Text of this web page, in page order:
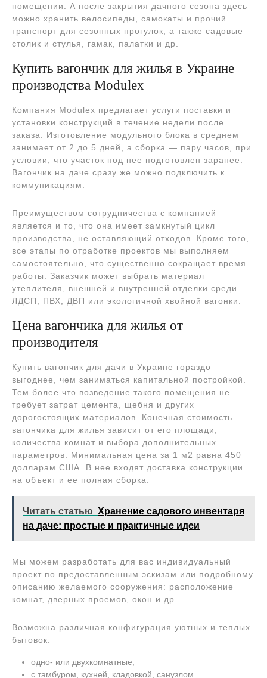
помещении. А после закрытия дачного сезона здесь
можно хранить велосипеды, самокаты и прочий
транспорт для сезонных прогулок, а также садовые
столик и стулья, гамак, палатки и др.
Купить вагончик для жилья в Украине
производства Modulex
Компания Modulex предлагает услуги поставки и
установки конструкций в течение недели после
заказа. Изготовление модульного блока в среднем
занимает от 2 до 5 дней, а сборка — пару часов, при
условии, что участок под нее подготовлен заранее.
Вагончик на даче сразу же можно подключить к
коммуникациям.
Преимуществом сотрудничества с компанией
является и то, что она имеет замкнутый цикл
производства, не оставляющий отходов. Кроме того,
все этапы по отработке проектов мы выполняем
самостоятельно, что существенно сокращает время
работы. Заказчик может выбрать материал
утеплителя, внешней и внутренней отделки среди
ЛДСП, ПВХ, ДВП или экологичной хвойной вагонки.
Цена вагончика для жилья от
производителя
Купить вагончик для дачи в Украине гораздо
выгоднее, чем заниматься капитальной постройкой.
Тем более что возведение такого помещения не
требует затрат цемента, щебня и других
дорогостоящих материалов. Конечная стоимость
вагончика для жилья зависит от его площади,
количества комнат и выбора дополнительных
параметров. Минимальная цена за 1 м2 равна 450
долларам США. В нее входят доставка конструкции
на объект и ее полная сборка.
Читать статью Хранение садового инвентаря
на даче: простые и практичные идеи
Мы можем разработать для вас индивидуальный
проект по предоставленным эскизам или подробному
описанию желаемого сооружения: расположение
комнат, дверных проемов, окон и др.
Возможна различная конфигурация уютных и теплых
бытовок:
одно- или двухкомнатные;
с тамбуром, кухней, кладовкой, санузлом.